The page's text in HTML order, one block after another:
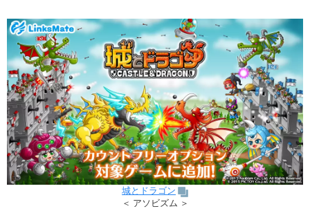
城とドラゴン
＜ アソビズム ＞